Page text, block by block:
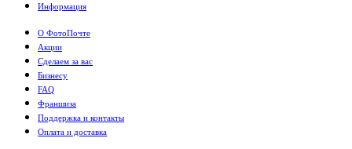
Информация
О ФотоПочте
Акции
Сделаем за вас
Бизнесу
FAQ
Франшиза
Поддержка и контакты
Оплата и доставка